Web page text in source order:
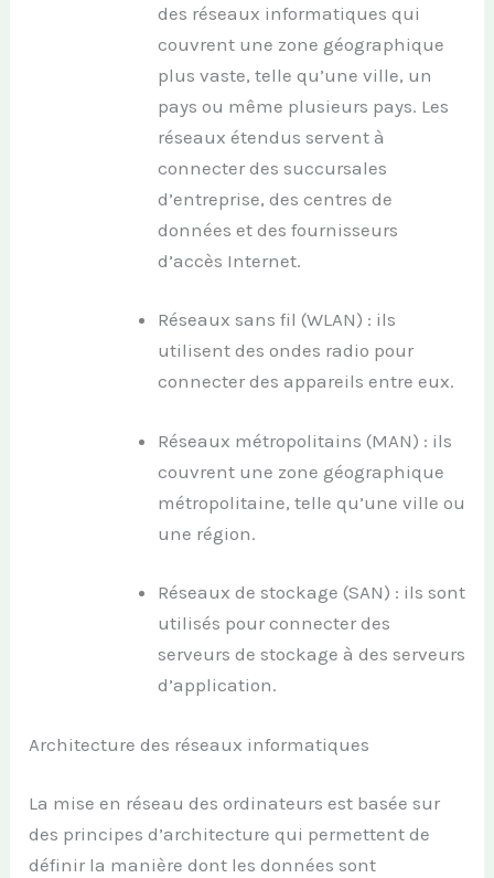
des réseaux informatiques qui
couvrent une zone géographique
plus vaste, telle qu’une ville, un
pays ou même plusieurs pays. Les
réseaux étendus servent à
connecter des succursales
d’entreprise, des centres de
données et des fournisseurs
d’accès Internet.
Réseaux sans fil (WLAN) : ils
utilisent des ondes radio pour
connecter des appareils entre eux.
Réseaux métropolitains (MAN) : ils
couvrent une zone géographique
métropolitaine, telle qu’une ville ou
une région.
Réseaux de stockage (SAN) : ils sont
utilisés pour connecter des
serveurs de stockage à des serveurs
d’application.
Architecture des réseaux informatiques
La mise en réseau des ordinateurs est basée sur
des principes d’architecture qui permettent de
définir la manière dont les données sont